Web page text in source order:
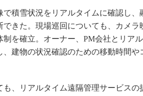
積雪状況をリアルタイムに確認し、
きた。現場巡回についても、カメラ
を確立。オーナー、PM会社とリア
建物の状況確認のための移動時間や
、リアルタイム遠隔管理サービスの